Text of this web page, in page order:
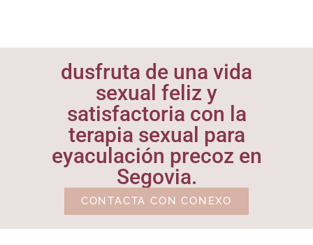
dusfruta de una vida
sexual feliz y
satisfactoria con la
terapia sexual para
eyaculación precoz en
Segovia.
CONTACTA CON CONEXO